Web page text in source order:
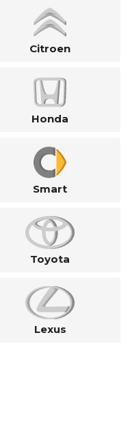
Citroen
Honda
Smart
Toyota
Lexus